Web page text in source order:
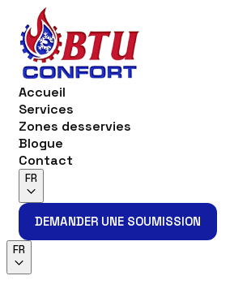
Accueil
Services
Zones desservies
Blogue
Contact
FR
DEMANDER UNE SOUMISSION
FR